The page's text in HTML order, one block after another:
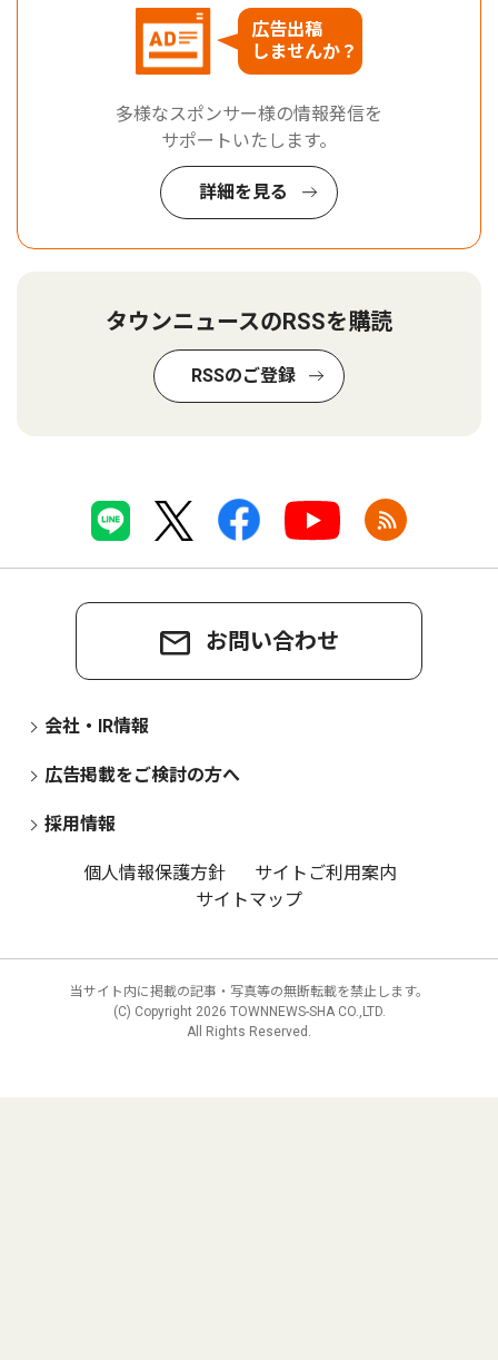
広告出稿
しませんか？
多様なスポンサー様の情報発信を
サポートいたします。
詳細を見る
タウンニュースのRSSを購読
RSSのご登録
お問い合わせ
会社・IR情報
広告掲載をご検討の方へ
採用情報
個人情報保護方針
サイトご利用案内
サイトマップ
当サイト内に掲載の記事・写真等の無断転載を禁止します。
(C) Copyright 2026 TOWNNEWS-SHA CO.,LTD.
All Rights Reserved.